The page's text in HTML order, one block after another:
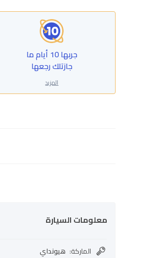
جربها 10 أيام ما
جازتلك رجعها
المزيد
معلومات السيارة
الماركة: هيونداي